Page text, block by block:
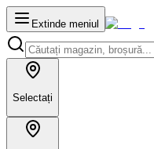
Extinde meniul
Selectați